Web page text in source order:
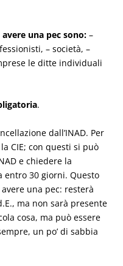
una pec sono: –
– società, –
le ditte individuali
.
dall’INAD. Per
CIE; con questi si può
e chiedere la
entro 30 giorni. Questo
una pec: resterà
ma non sarà presente
cosa, ma può essere
un po’ di sabbia